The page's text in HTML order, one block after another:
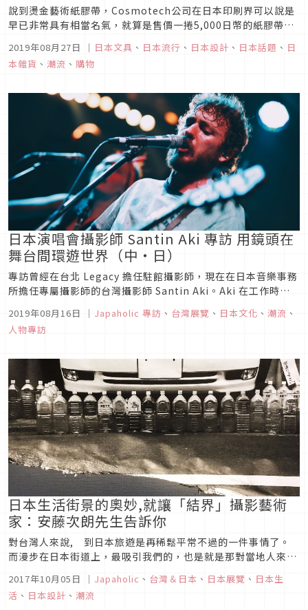
說到燙金藝術紙膠帶，Cosmotech公司在日本印刷界可以說是
早已非常具有相當名氣，就算是售價一捲5,000日幣的紙膠帶，
還是深受大家的喜愛，所有紙膠帶皆採預約制，接受到訂單才進
行製作，每次一推出新品就非常吸睛也極具話題性。圖片來源只
有Cosmotech可以超越Cosmotech圖片來源這次推出的紙...
2019年08月27日 ｜ 日本文具 、 日本流行 、 日本設計 、 日本話題 、 日
本雜貨 、 潮流 、 購物
日本演唱會攝影師 Santin Aki 專訪 用鏡頭在
舞台間環遊世界（中・日）
專訪曾經在台北 Legacy 擔任駐館攝影師，現在在日本音樂事務
所擔任專屬攝影師的台灣攝影師 Santin Aki。Aki 在工作時拍
攝過許多不同國家的表演者，包括DRUM TAO、張震嶽、何韻
詩、以莉高露、88顆芭樂籽、沙丁龐客劇團、李正帆、羅大佑、
糯米糰、伍佰、滅火器、ヒトリエ (HITORIE...
2019年08月16日 ｜ Japaholic 專訪 、 台灣展覽 、 日本文化 、 潮流 、
人物專訪
日本生活街景的奧妙,就讓「結界」攝影藝術
家：安藤次朗先生告訴你
對台灣人來說, 到日本旅遊是再稀鬆平常不過的一件事情了。
而漫步在日本街道上，最吸引我們的，也是就是那對當地人來說
要介紹給大家的，是來自日本的攝影藝術家：安藤次朗先生的著
名作品「結界」。此次在台灣舉辦的草率季 art book fair &
2017年10月05日 ｜ Japaholic 、 台灣＆日本 、 日本展覽 、 日本生
活 、 日本設計 、 潮流